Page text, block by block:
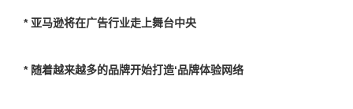
* 亚马逊将在广告行业走上舞台中央
* 随着越来越多的品牌开始打造‘品牌体验网络